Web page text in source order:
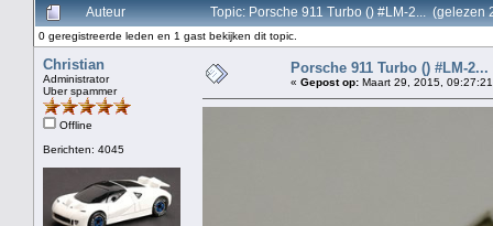
Auteur
Topic: Porsche 911 Turbo () #LM-2... (gelezen
0 geregistreerde leden en 1 gast bekijken dit topic.
Christian
Administrator
Uber spammer
Offline
Berichten: 4045
Porsche 911 Turbo () #LM-2...
« Gepost op: Maart 29, 2015,